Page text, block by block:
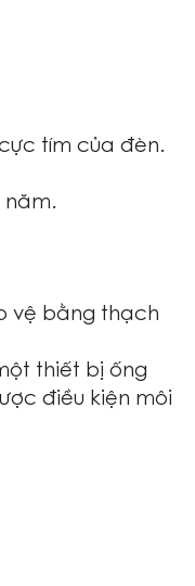
tím của đèn.
năm.
vệ bằng thạch
thiết bị ống
điều kiện môi